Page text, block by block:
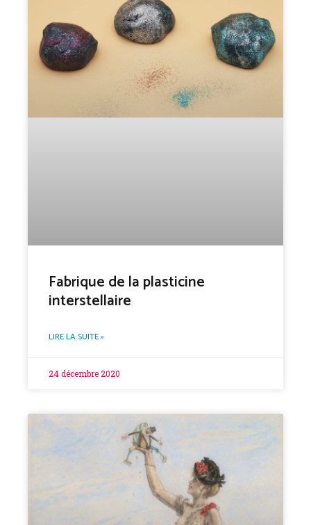
Fabrique de la plasticine
interstellaire
LIRE LA SUITE »
24 décembre 2020